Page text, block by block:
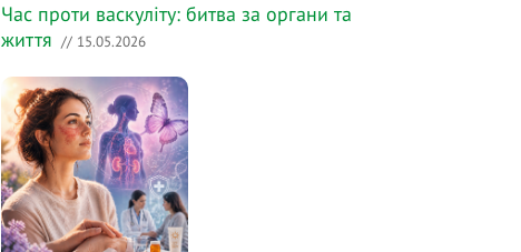
Час проти васкуліту: битва за органи та
життя // 15.05.2026